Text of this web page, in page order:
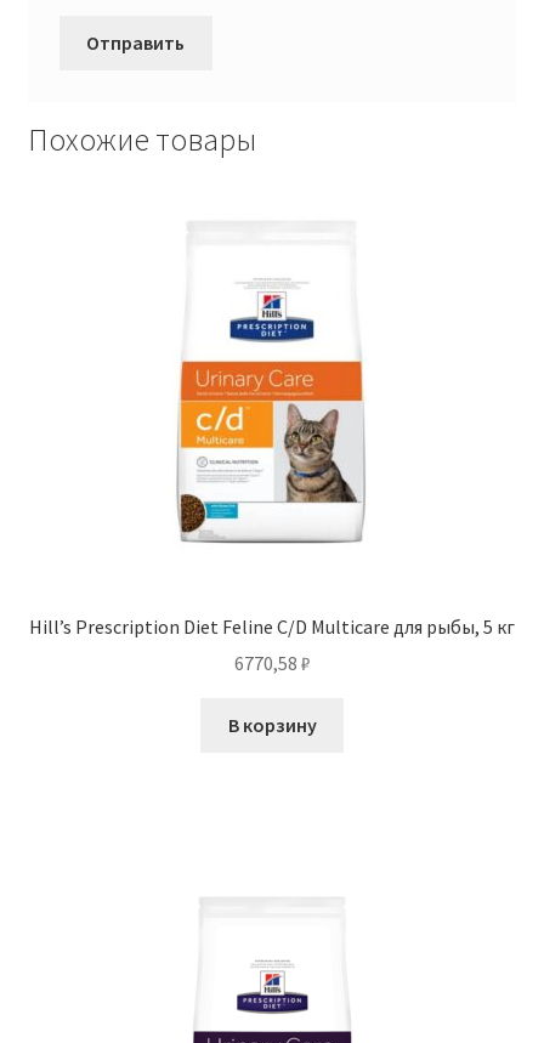
Похожие товары
Hill’s Prescription Diet Feline C/D Multicare для рыбы, 5 кг
6770,58 ₽
В корзину